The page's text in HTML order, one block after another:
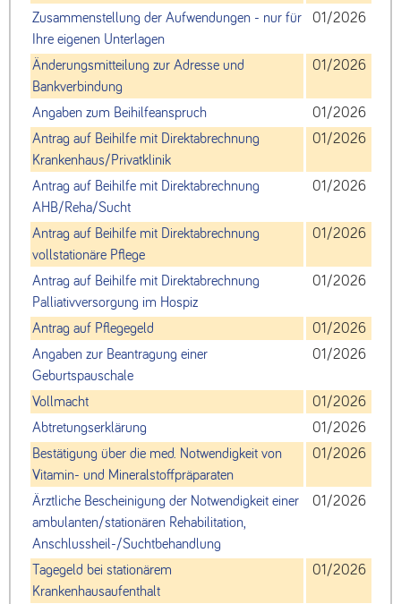
Zusammenstellung der Aufwendungen - nur für
Ihre eigenen Unterlagen
01/2026
Änderungsmitteilung zur Adresse und
Bankverbindung
01/2026
Angaben zum Beihilfeanspruch
01/2026
Antrag auf Beihilfe mit Direktabrechnung
Krankenhaus/Privatklinik
01/2026
Antrag auf Beihilfe mit Direktabrechnung
AHB/Reha/Sucht
01/2026
Antrag auf Beihilfe mit Direktabrechnung
vollstationäre Pflege
01/2026
Antrag auf Beihilfe mit Direktabrechnung
Palliativversorgung im Hospiz
01/2026
Antrag auf Pflegegeld
01/2026
Angaben zur Beantragung einer
Geburtspauschale
01/2026
Vollmacht
01/2026
Abtretungserklärung
01/2026
Bestätigung über die med. Notwendigkeit von
Vitamin- und Mineralstoffpräparaten
01/2026
Ärztliche Bescheinigung der Notwendigkeit einer
ambulanten/stationären Rehabilitation,
Anschlussheil-/Suchtbehandlung
01/2026
Tagegeld bei stationärem
Krankenhausaufenthalt
01/2026